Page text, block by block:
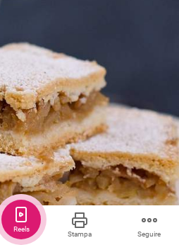
Stampa Seguire
Reels